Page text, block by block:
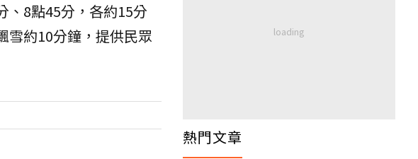
、8點45分，各約15分
雪約10分鐘，提供民眾
熱門文章